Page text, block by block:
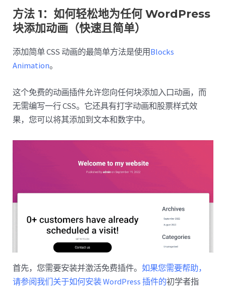
方法 1：如何轻松地为任何 WordPress
块添加动画 （快速且简单）
添加简单 CSS 动画的最简单方法是使用Blocks
Animation。
这个免费的动画插件允许您向任何块添加入口动画，而
无需编写一行 CSS。它还具有打字动画和股票样式效
果，您可以将其添加到文本和数字中。
首先，您需要安装并激活免费插件。如果您需要帮助，
请参阅我们关于如何安装 WordPress 插件的初学者指